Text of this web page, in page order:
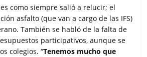
como siempre salió a relucir; el
asfalto (que van a cargo de las IFS)
También se habló de la falta de
participativos, aunque se
colegios. “Tenemos mucho que